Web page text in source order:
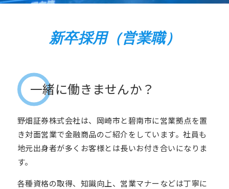
新卒採用（営業職）
一緒に働きませんか？
野畑証券株式会社は、岡崎市と碧南市に営業拠点を置
き対面営業で金融商品のご紹介をしています。社員も
地元出身者が多くお客様とは長いお付き合いになりま
す。
各種資格の取得、知識向上、営業マナーなどは丁寧に